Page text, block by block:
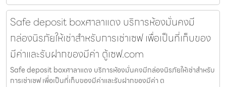
Safe deposit boxศาลาแดง บริการห้องมั่นคงมี
กล่องนิรภัยให้เช่าสำหรับการเช่าเซฟ เพื่อเป็นที่เก็บของ
มีค่าและรับฝากของมีค่า ตู้เซฟ.com
Safe deposit boxศาลาแดง บริการห้องมั่นคงมีกล่องนิรภัยให้เช่าสำหรับ
การเช่าเซฟ เพื่อเป็นที่เก็บของมีค่าและรับฝากของมีค่า ต